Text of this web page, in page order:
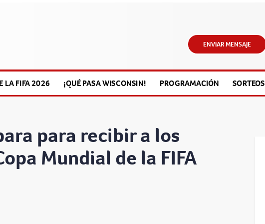
ENVIAR MENSAJE
LA FIFA 2026 ¡QUÉ PASA WISCONSIN! PROGRAMACIÓN SORTEOS
para recibir a los
Mundial de la FIFA